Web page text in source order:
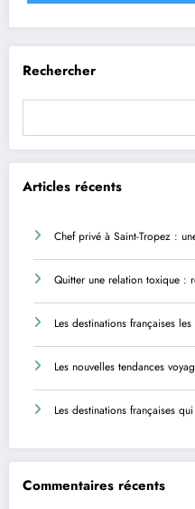
Rechercher
Articles récents
Chef privé à Saint-Tropez :
Quitter une relation toxique :
Les destinations françaises
Les nouvelles tendances
Les destinations françaises
Commentaires récents